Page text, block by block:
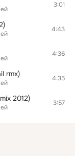
3:01
4:43
4:36
rmx) 4:35
2012) 3:57